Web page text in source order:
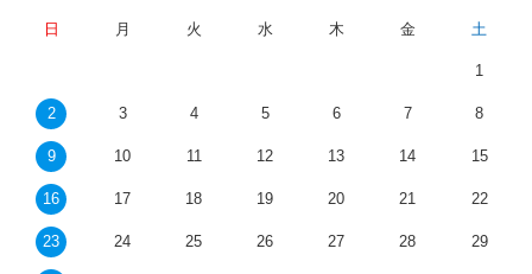
日 月 火 水 木 金 土
1
2 3 4 5 6 7 8
9 10 11 12 13 14 15
16 17 18 19 20 21 22
23 24 25 26 27 28 29